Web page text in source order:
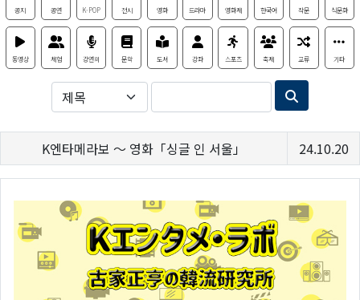
공지 공연 K-POP 전시 영화 드라마 영화제 한국어 작문 식문화
동영상 체험 강연회 문학 도서 강좌 스포츠 축제 교류 기타
K엔타메라보 ～ 영화「싱글 인 서울」 24.10.20